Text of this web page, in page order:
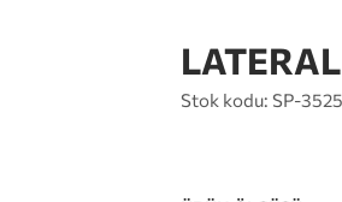
Stok kodu: SP-3525